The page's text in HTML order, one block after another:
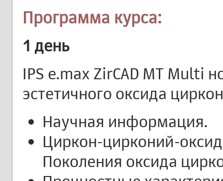
Программа курса:
1 день
IPS e.max ZirCAD MT Multi
эстетичного оксида
Научная информация.
Циркон-цирконий-
Поколения оксида